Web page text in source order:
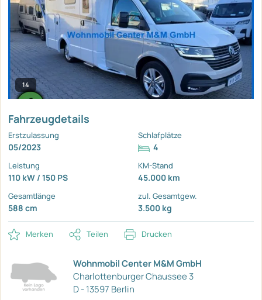
14
Fahrzeugdetails
Erstzulassung
05/2023
Schlafplätze
4
Leistung
110 kW / 150 PS
KM-Stand
45.000 km
Gesamtlänge
588 cm
zul. Gesamtgew.
3.500 kg
Merken Teilen Drucken
Wohnmobil Center M&M GmbH
Charlottenburger Chaussee 3
D - 13597 Berlin